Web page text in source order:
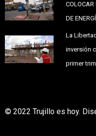
COLOCAR
DE
La
inversión
primer
© 2022 Trujillo es hoy.